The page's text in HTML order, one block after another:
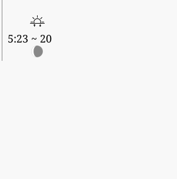
5:23 ~ 20:57